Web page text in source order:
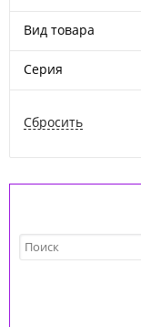
Вид товара
Серия